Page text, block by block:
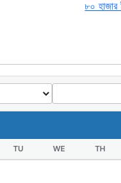
TU WE TH